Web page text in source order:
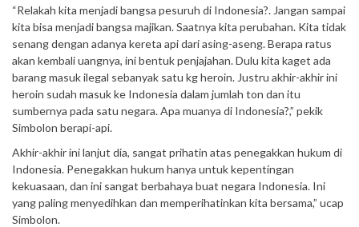
“Relakah kita menjadi bangsa pesuruh di Indonesia?. Jangan sampai
kita bisa menjadi bangsa majikan. Saatnya kita perubahan. Kita tidak
senang dengan adanya kereta api dari asing-aseng. Berapa ratus
akan kembali uangnya, ini bentuk penjajahan. Dulu kita kaget ada
barang masuk ilegal sebanyak satu kg heroin. Justru akhir-akhir ini
heroin sudah masuk ke Indonesia dalam jumlah ton dan itu
sumbernya pada satu negara. Apa muanya di Indonesia?,” pekik
Simbolon berapi-api.
Akhir-akhir ini lanjut dia, sangat prihatin atas penegakkan hukum di
Indonesia. Penegakkan hukum hanya untuk kepentingan
kekuasaan, dan ini sangat berbahaya buat negara Indonesia. Ini
yang paling menyedihkan dan memperihatinkan kita bersama,” ucap
Simbolon.